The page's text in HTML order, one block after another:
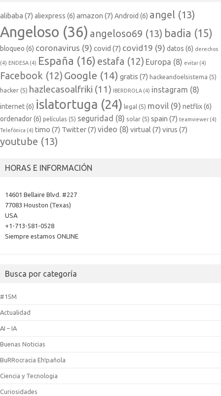
alibaba (7) aliexpress (6) amazon (7) Android (6) angel (13)
Angeloso (36) angeloso69 (13) badia (15)
bloqueo (6) coronavirus (9) covid (7) covid19 (9) datos (6) derechos
(4) ENDESA (4) España (16) estafa (12) Europa (8) evitar (4)
Facebook (12) Google (14) gratis (7) hackeandoelsistema (5)
hacker (5) hazlecasoalfriki (11) IBERDROLA (4) instagram (8)
internet(6) islatortuga (24) legal (5) movil (9) netflix(6)
ordenador(6) películas (5) seguridad (8) solar (5) spain (7) teamviewer (4)
Telefónica (4) timo (7) Twitter(7) video (8) virtual (7) virus (7)
youtube (13)
HORAS E INFORMACIÓN
14601 Bellaire Blvd. #227
77083 Houston (Texas)
USA
+1-713-581-0528
Siempre estamos ONLINE
Busca por categoría
#15M
Actualidad
AI – IA
Buenas Noticias
BuRRocracia Eh!pañola
Ciencia y Tecnologia
Curiosidades